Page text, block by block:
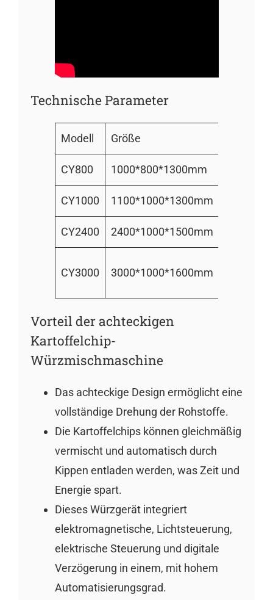
Technische Parameter
Modell Größe
CY800 1000*800*1300mm
CY1000 1100*1000*1300mm
CY2400 2400*1000*1500mm
CY3000 3000*1000*1600mm
Vorteil der achteckigen
Kartoffelchip-
Würzmischmaschine
Das achteckige Design ermöglicht eine
vollständige Drehung der Rohstoffe.
Die Kartoffelchips können gleichmäßig
vermischt und automatisch durch
Kippen entladen werden, was Zeit und
Energie spart.
Dieses Würzgerät integriert
elektromagnetische, Lichtsteuerung,
elektrische Steuerung und digitale
Verzögerung in einem, mit hohem
Automatisierungsgrad.